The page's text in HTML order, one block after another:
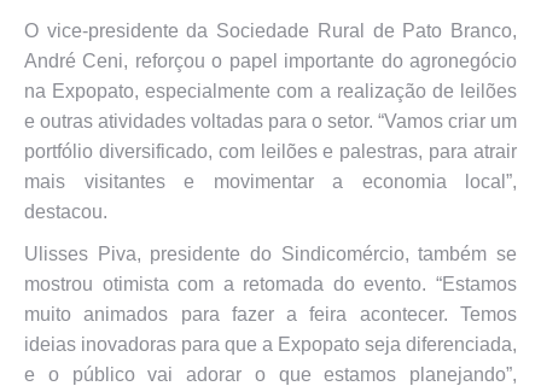
O vice-presidente da Sociedade Rural de Pato Branco,
André Ceni, reforçou o papel importante do agronegócio
na Expopato, especialmente com a realização de leilões
e outras atividades voltadas para o setor. “Vamos criar um
portfólio diversificado, com leilões e palestras, para atrair
mais visitantes e movimentar a economia local”,
destacou.
Ulisses Piva, presidente do Sindicomércio, também se
mostrou otimista com a retomada do evento. “Estamos
muito animados para fazer a feira acontecer. Temos
ideias inovadoras para que a Expopato seja diferenciada,
e o público vai adorar o que estamos planejando”,